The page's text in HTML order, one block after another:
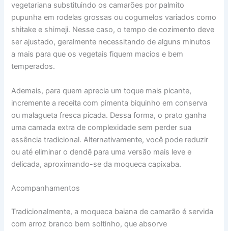
vegetariana substituindo os camarões por palmito
pupunha em rodelas grossas ou cogumelos variados como
shitake e shimeji. Nesse caso, o tempo de cozimento deve
ser ajustado, geralmente necessitando de alguns minutos
a mais para que os vegetais fiquem macios e bem
temperados.
Ademais, para quem aprecia um toque mais picante,
incremente a receita com pimenta biquinho em conserva
ou malagueta fresca picada. Dessa forma, o prato ganha
uma camada extra de complexidade sem perder sua
essência tradicional. Alternativamente, você pode reduzir
ou até eliminar o dendê para uma versão mais leve e
delicada, aproximando-se da moqueca capixaba.
Acompanhamentos
Tradicionalmente, a moqueca baiana de camarão é servida
com arroz branco bem soltinho, que absorve